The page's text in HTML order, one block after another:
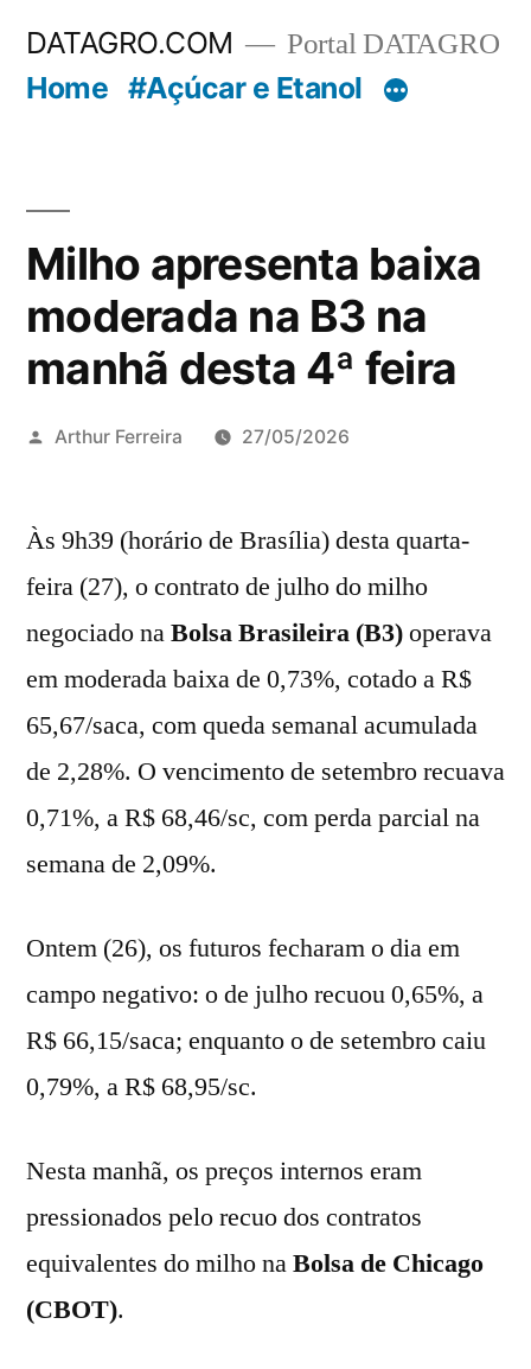
DATAGRO.COM Portal DATAGRO
Home #Açúcar e Etanol
Milho apresenta baixa
moderada na B3 na
manhã desta 4ª feira
Publicado
Arthur Ferreira 27/05/2026
Às 9h39 (horário de Brasília) desta quarta-
feira (27), o contrato de julho do milho
negociado naBolsa Brasileira (B3)operava
em moderada baixa de 0,73%, cotado a R$
65,67/saca, com queda semanal acumulada
de 2,28%. O vencimento de setembro recuava
0,71%, a R$ 68,46/sc, com perda parcial na
semana de 2,09%.
Ontem (26), os futuros fecharam o dia em
campo negativo: o de julho recuou 0,65%, a
R$ 66,15/saca; enquanto o de setembro caiu
0,79%, a R$ 68,95/sc.
Nesta manhã, os preços internos eram
pressionados pelo recuo dos contratos
equivalentes do milho naBolsa de Chicago
(CBOT).